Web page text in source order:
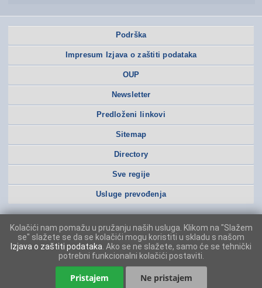
Podrška
Impresum Izjava o zaštiti podataka
OUP
Newsletter
Predloženi linkovi
Sitemap
Directory
Sve regije
Usluge prevođenja
Kolačići nam pomažu u pružanju naših usluga. Klikom na "Slažem
se" slažete se da se kolačići mogu koristiti u skladu s našom
Izjava o zaštiti podataka . Ako se ne slažete, samo će se tehnički
potrebni funkcionalni kolačići postaviti.